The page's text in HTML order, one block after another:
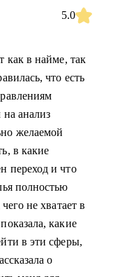
5.0
как в найме, так
что есть
анализ
желаемой
в какие
переход и что
полностью
не хватает в
какие
в эти сферы,
о